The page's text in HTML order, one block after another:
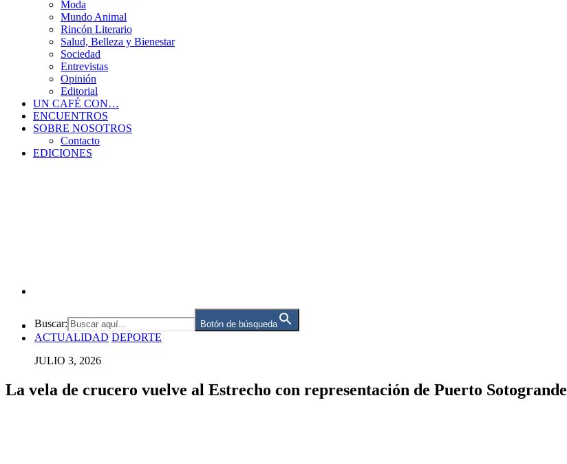
Moda
Mundo Animal
Rincón Literario
Salud, Belleza y Bienestar
Sociedad
Entrevistas
Opinión
Editorial
UN CAFÉ CON…
ENCUENTROS
SOBRE NOSOTROS
Contacto
EDICIONES
Buscar: Botón de búsqueda
ACTUALIDAD DEPORTE
JULIO 3, 2026
La vela de crucero vuelve al Estrecho con representación de Puerto Sotogrande